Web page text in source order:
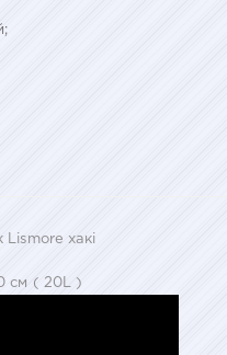
Lismore хакі
см ( 20L )